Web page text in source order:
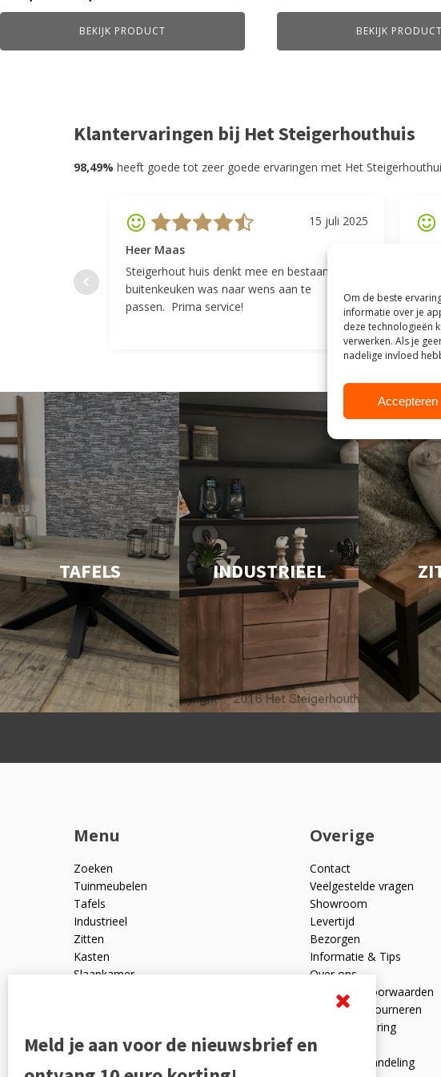
Om de beste
informatie over je
deze technologieën
verwerken. Als je
nadelige invloed
Accepteren
€459,00
tot
€539,00
BEKIJK PRODUCT BEKIJK PRODUCT
Klantervaringen bij Het Steigerhouthuis
98,49% heeft goede tot zeer goede ervaringen met Het
15 juli 2025
Heer Maas
Steigerhout huis denkt mee en bestaande
buitenkeuken was naar wens aan te
passen. Prima service!
TAFELS INDUSTRIEEL
Menu
Zoeken
Tuinmeubelen
Tafels
Industrieel
Zitten
Kasten
Slaapkamer
Outlet
Overige
Contact
Veelgestelde vragen
Showroom
Levertijd
Bezorgen
Informatie & Tips
Over ons
Algemene voorwaarden
Ruilen en retourneren
Privacyverklaring
Reviewpolicy
Klachtenafhandeling
Meld je aan voor de nieuwsbrief en